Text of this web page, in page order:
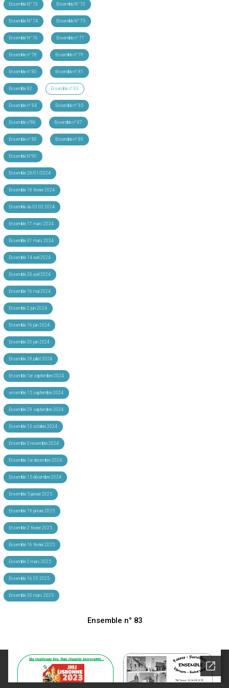
Ensemble N° 73 Ensemble N° 70
Ensemble N° 74 Ensemble N° 75
Ensemble N° 76 Ensemble n° 77
Ensemble n° 78 Ensemble n° 79
Ensemble n° 80 Ensemble n° 81
Ensemble 82 Ensemble n° 83
Ensemble n° 84 Ensemble n° 85
Ensemble n°86 Ensemble n° 87
Ensemble n° 88 Ensemble n° 89
Ensemble N°90
Ensemble 28/01/2024
Ensemble 18 février 2024
Ensemble du 03 03 2024
Ensemble 17 mars 2024
Ensemble 31 mars 2024
Ensemble 14 avril 2024
Ensemble 28 avril 2024
Ensemble 16 mai 2024
Ensemble 2 juin 2024
Ensemble 16 juin 2024
Ensemble 30 juin 2024
Ensemble 28 juillet 2024
Ensemble 1er septembre 2024
ensemble 15 septembre 2024
Ensemble 29 septembre 2024
Ensemble 13 octobre 2024
Ensemble 3 novembre 2024
Ensemble 1er décembre 2024
Ensemble 15 décembre 2024
Ensemble 5 janvier 2025
Ensemble 19 janvier 2025
Ensemble 2 février 2025
Ensemble 16 février 2025
Ensemble 2 mars 2025
Ensemble 16 03 2025
Ensemble 30 mars 2025
Ensemble n° 83